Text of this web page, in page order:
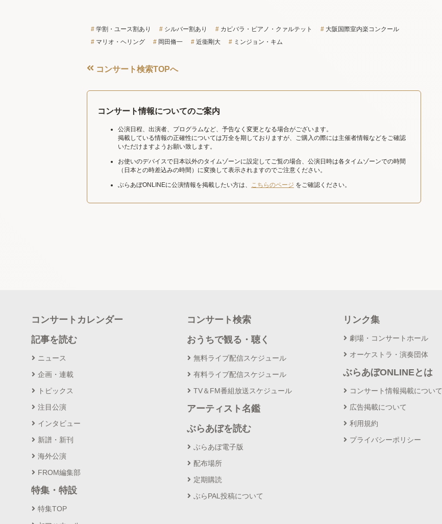
学割・ユース割あり シルバー割あり カピバラ・ピアノ・クァルテット
大阪国際室内楽コンクール
マリオ・ヘリング
岡田脩一 近衞剛大 ミンジョン・キム
コンサート検索TOPへ
コンサート情報についてのご案内
公演日程、出演者、プログラムなど、予告なく変更となる場合がございます。
掲載している情報の正確性については万全を期しておりますが、ご購入の際には主催者情報などをご確認
いただけますようお願い致します。
お使いのデバイスで日本以外のタイムゾーンに設定してご覧の場合、公演日時は各タイムゾーンでの時間
（日本との時差込みの時間）に変換して表示されますのでご注意ください。
ぶらあぼONLINEに公演情報を掲載したい方は、 こちらのページ をご確認ください。
コンサートカレンダー
記事を読む
ニュース
企画・連載
トピックス
注目公演
インタビュー
新譜・新刊
海外公演
FROM編集部
特集・特設
特集TOP
コンサート検索
おうちで観る・聴く
無料ライブ配信スケジュール
有料ライブ配信スケジュール
TV＆FM番組放送スケジュール
アーティスト名鑑
ぶらあぼを読む
ぶらあぼ電子版
配布場所
定期購読
ぶらPAL投稿について
リンク集
劇場・コンサートホール
オーケストラ・演奏団体
ぶらあぼONLINEとは
コンサート情報掲載について
広告掲載について
利用規約
プライバシーポリシー